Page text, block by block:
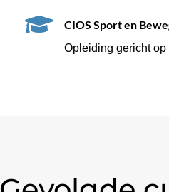
 CIOS Sport en
Opleiding gericht